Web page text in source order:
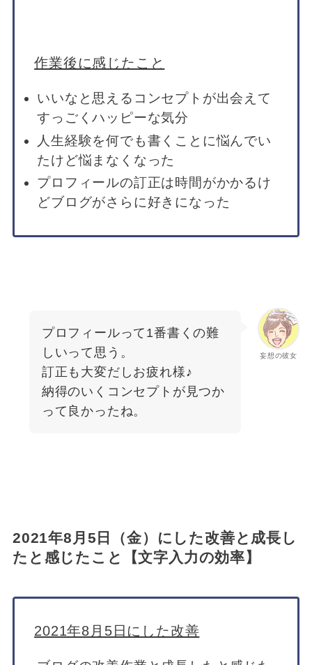
作業後に感じたこと
いいなと思えるコンセプトが出会えて
すっごくハッピーな気分
人生経験を何でも書くことに悩んでい
たけど悩まなくなった
プロフィールの訂正は時間がかかるけ
どブログがさらに好きになった
妄想の彼女
プロフィールって1番書くの難
しいって思う。
訂正も大変だしお疲れ様♪
納得のいくコンセプトが見つか
って良かったね。
2021年8月5日（金）にした改善と成長し
たと感じたこと【文字入力の効率】
2021年8月5日にした改善